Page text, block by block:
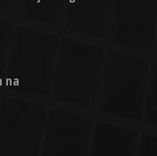
na